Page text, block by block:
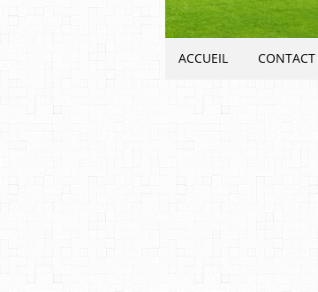
ACCUEIL CONTACT